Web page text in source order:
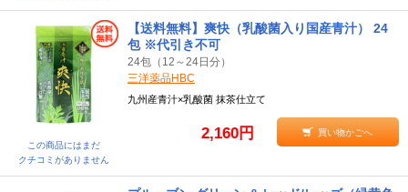
この商品にはまだ
クチコミがありません
【送料無料】爽快（乳酸菌入り国産青汁） 24
包 ※代引き不可
24包（12～24日分）
三洋薬品HBC
九州産青汁×乳酸菌 抹茶仕立て
2,160円 買い物かごへ